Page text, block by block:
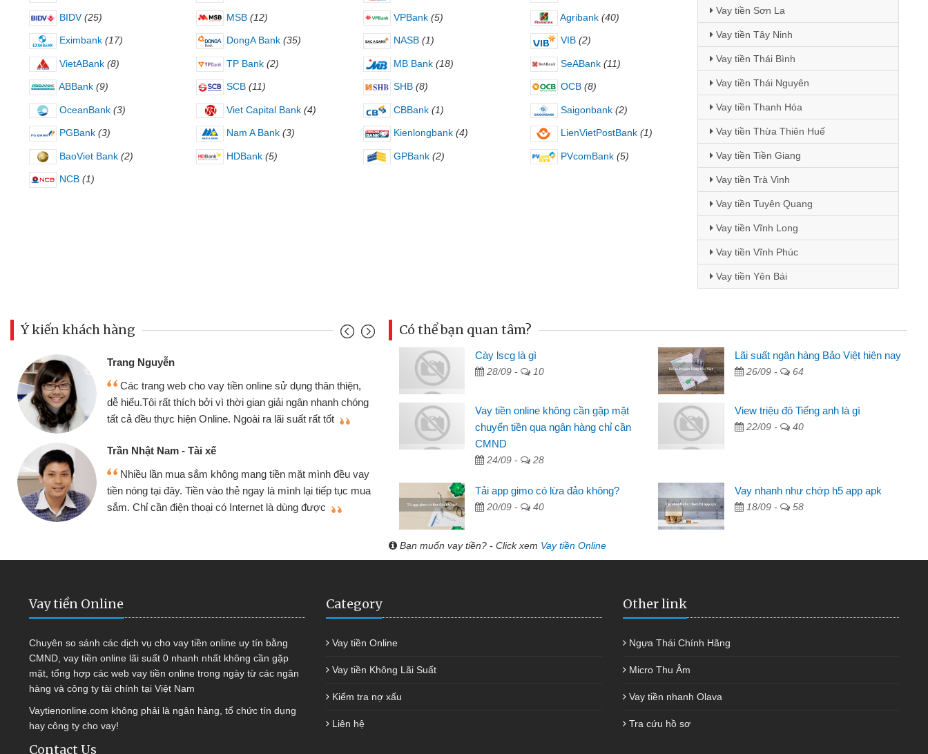
BIDV (25) MSB (12) VPBank (5) Agribank (40)
Eximbank (17) DongA Bank (35) NASB (1) VIB (2)
VietABank (8) TP Bank (2) MB Bank (18) SeABank (11)
ABBank (9) SCB (11) SHB (8) OCB (8)
OceanBank (3) Viet Capital Bank (4) CBBank (1) Saigonbank (2)
PGBank (3) Nam A Bank (3) Kienlongbank (4) LienVietPostBank (1)
BaoViet Bank (2) HDBank (5) GPBank (2) PVcomBank (5)
NCB (1)
Vay tiền Sơn La
Vay tiền Tây Ninh
Vay tiền Thái Bình
Vay tiền Thái Nguyên
Vay tiền Thanh Hóa
Vay tiền Thừa Thiên Huế
Vay tiền Tiền Giang
Vay tiền Trà Vinh
Vay tiền Tuyên Quang
Vay tiền Vĩnh Long
Vay tiền Vĩnh Phúc
Vay tiền Yên Bái
Ý kiến khách hàng
online sử dụng thân thiện,
gian giải ngân nhanh chóng
ra lãi suất rất tốt
tiền mặt mình đều vay
ngay là mình lại tiếp tục mua
là dùng được
Mình cần tiền gấp nên định cầm cố chiếc xe wave
nhưng thật may đã có gói vay tiền bằng CMND online
không cần gặp mặt nên rất tiện lợi, sẽ giới thiệu cho bạn
bè biết
Tôi kinh doanh buôn bán nhỏ lẻ nhiều lúc cần vốn nhập
hàng, nhờ biết đến website qua bạn bè giới thiệu tôi đã giải
quyết được công việc của mình nhanh chóng
Mai Lan - Sinh viên
Tôi biết đến thông qua quảng cáo trên facebook. Tôi là
sinh viên nên cần đóng tiền nhà, sinh nhật bạn bè, mà đọc
thấy thủ tục nhanh gọn nên tôi quyết định vay
Lâm Minh Chánh
cần có 2 triệu để giải quyết việc riêng, trong 1-2 ngày tôi trả
được thôi. Cảm ơn đã giúp tôi kịp thời và nhanh chóng
Có thể bạn quan tâm?
Cày lscg là gì
28/09 - 10
Lãi suất ngân hàng Bảo Việt hiện nay
26/09 - 64
Vay tiền online không cần gặp mặt
chuyển tiền qua ngân hàng chỉ cần
CMND
24/09 - 28
View triệu đô Tiếng anh là gì
22/09 - 40
Tải app gimo có lừa đảo không?
20/09 - 40
Vay nhanh như chớp h5 app apk
18/09 - 58
Bạn muốn vay tiền? - Click xem Vay tiền Online
Vay tiền Online
Chuyên so sánh các dịch vụ cho vay tiền online uy tín bằng
CMND, vay tiền online lãi suất 0 nhanh nhất không cần gặp
mặt, tổng hợp các web vay tiền online trong ngày từ các ngân
hàng và công ty tài chính tại Việt Nam
Vaytienonline.com không phải là ngân hàng, tổ chức tín dụng
hay công ty cho vay!
Contact Us
Category
Vay tiền Online
Vay tiền Không Lãi Suất
Kiểm tra nợ xấu
Liên hệ
Other link
Ngựa Thái Chính Hãng
Micro Thu Âm
Vay tiền nhanh Olava
Tra cứu hồ sơ